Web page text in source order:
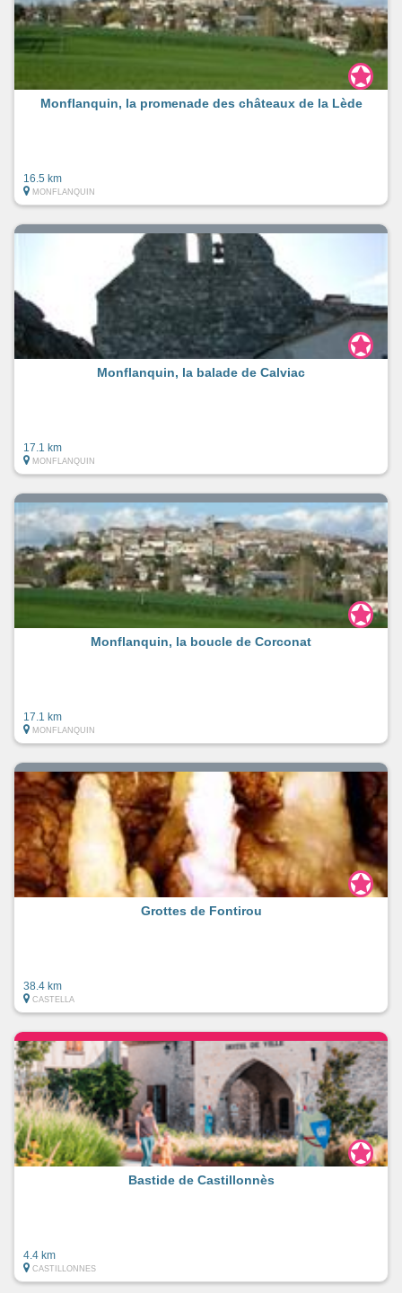
Monflanquin, la promenade des châteaux de la Lède
16.5 km
MONFLANQUIN
Monflanquin, la balade de Calviac
17.1 km
MONFLANQUIN
Monflanquin, la boucle de Corconat
17.1 km
MONFLANQUIN
Grottes de Fontirou
38.4 km
CASTELLA
Bastide de Castillonnès
4.4 km
CASTILLONNES